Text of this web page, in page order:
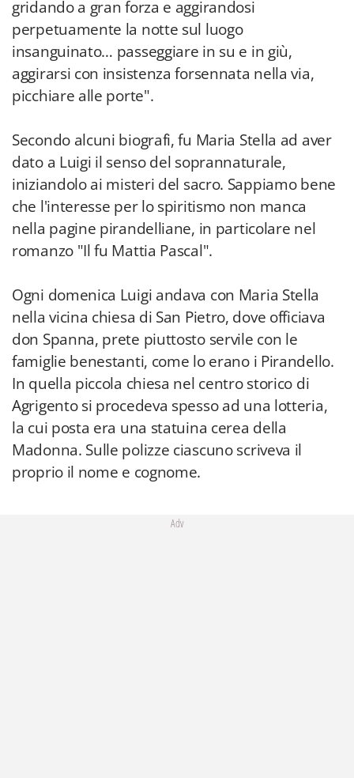
gridando a gran forza e aggirandosi
perpetuamente la notte sul luogo
insanguinato… passeggiare in su e in giù,
aggirarsi con insistenza forsennata nella via,
picchiare alle porte".
Secondo alcuni biografi, fu Maria Stella ad aver
dato a Luigi il senso del soprannaturale,
iniziandolo ai misteri del sacro. Sappiamo bene
che l'interesse per lo spiritismo non manca
nella pagine pirandelliane, in particolare nel
romanzo "Il fu Mattia Pascal".
Ogni domenica Luigi andava con Maria Stella
nella vicina chiesa di San Pietro, dove officiava
don Spanna, prete piuttosto servile con le
famiglie benestanti, come lo erano i Pirandello.
In quella piccola chiesa nel centro storico di
Agrigento si procedeva spesso ad una lotteria,
la cui posta era una statuina cerea della
Madonna. Sulle polizze ciascuno scriveva il
proprio il nome e cognome.
Adv